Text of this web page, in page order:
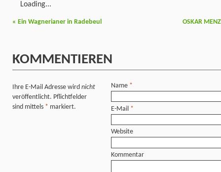
Loading...
« Ein Wagnerianer in Radebeul OSKAR
KOMMENTIEREN
Ihre E-Mail Adresse wird nicht
veröffentlicht. Pflichtfelder
sind mittels * markiert.
Name *
E-Mail *
Website
Kommentar